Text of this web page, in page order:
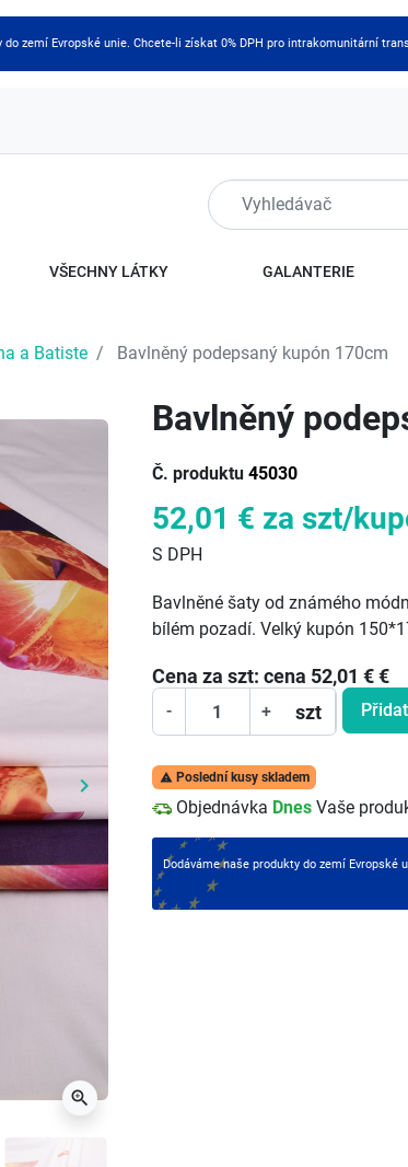
do zemí Evropské unie. Chcete-li získat 0% DPH pro intrakomunitární
VŠECHNY LÁTKY GALANTERIE
a Batiste Bavlněný podepsaný kupón 170cm
Další
keyboard_arrow_right
zoom_in
Bavlněný
Č. produktu 45030
52,01 € za szt/
S DPH
Bavlněné šaty od známého
bílém pozadí. Velký kupón
Cena za szt: cena 52,01 €€
- + szt
 Poslední kusy skladem
Objednávka Dnes Vaše
Dodáváme naše produkty do zemí